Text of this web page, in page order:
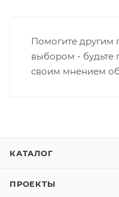
Помогите другим
выбором - будьте
своим мнением
КАТАЛОГ
ПРОЕКТЫ